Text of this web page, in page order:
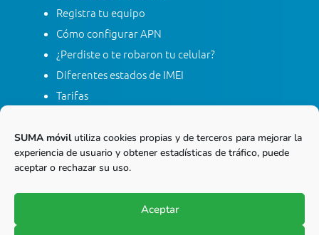
SUMA móvilutiliza cookies propias y de terceros para mejorar la
experiencia de usuario y obtener estadísticas de tráfico, puede
aceptar o rechazar su uso.
Aceptar
Registra tu equipo
Cómo configurar APN
¿Perdiste o te robaron tu celular?
Diferentes estados de IMEI
Tarifas
Apagón red móvil 2G
01 8000 415 268